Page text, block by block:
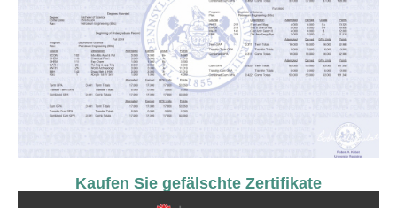
Kaufen Sie gefälschte Zertifikate